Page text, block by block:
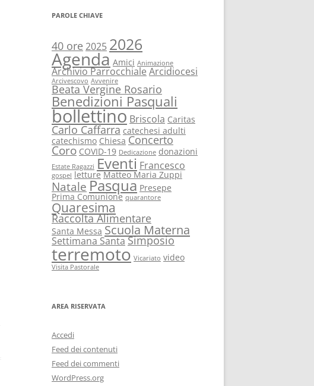
PAROLE CHIAVE
40 ore 2025 2026
Agenda Amici Animazione
Archivio Parrocchiale Arcidiocesi
Arcivescovo Avvenire
Beata Vergine Rosario
Benedizioni Pasquali
bollettino Briscola Caritas
Carlo Caffarra catechesi adulti
catechismo Chiesa Concerto
Coro COVID-19 Dedicazione donazioni
Estate Ragazzi Eventi Francesco
gospel letture Matteo Maria Zuppi
NatalePasqua Presepe
Prima Comunione quarantore
Quaresima
Raccolta Alimentare
Santa Messa Scuola Materna
Settimana SantaSimposio
terremoto Vicariato video
Visita Pastorale
AREA RISERVATA
Accedi
Feed dei contenuti
Feed dei commenti
WordPress.org